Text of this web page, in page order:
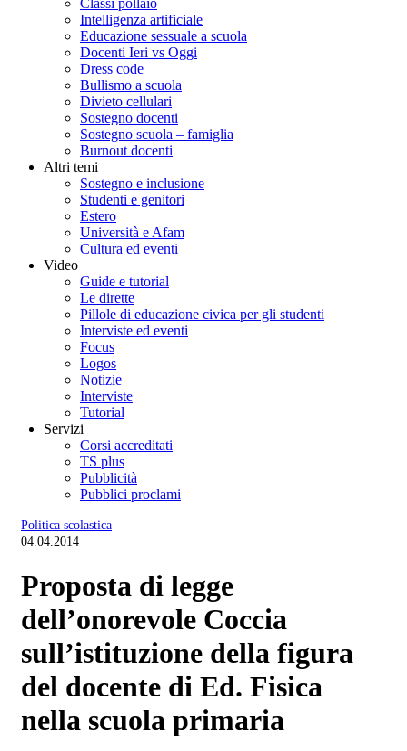
Classi pollaio
Intelligenza artificiale
Educazione sessuale a scuola
Docenti Ieri vs Oggi
Dress code
Bullismo a scuola
Divieto cellulari
Sostegno docenti
Sostegno scuola – famiglia
Burnout docenti
Altri temi
Sostegno e inclusione
Studenti e genitori
Estero
Università e Afam
Cultura ed eventi
Video
Guide e tutorial
Le dirette
Pillole di educazione civica per gli studenti
Interviste ed eventi
Focus
Logos
Notizie
Interviste
Tutorial
Servizi
Corsi accreditati
TS plus
Pubblicità
Pubblici proclami
Politica scolastica
04.04.2014
Proposta di legge
dell’onorevole Coccia
sull’istituzione della figura
del docente di Ed. Fisica
nella scuola primaria